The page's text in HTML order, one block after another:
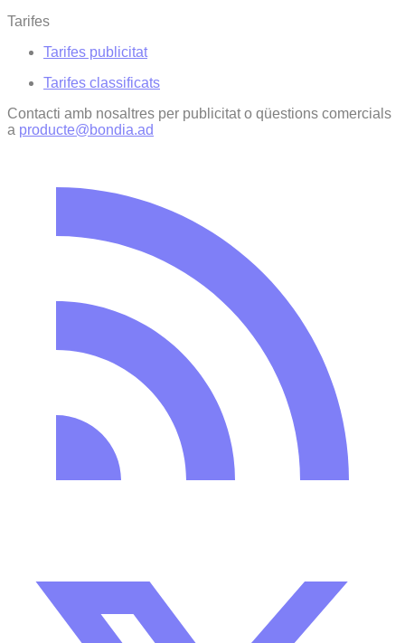
Tarifes
Tarifes publicitat
Tarifes classificats
Contacti amb nosaltres per publicitat o qüestions comercials
a producte@bondia.ad